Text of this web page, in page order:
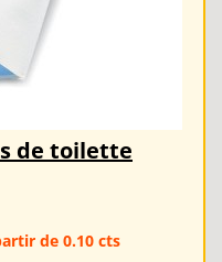
de toilette
de 0.10 cts